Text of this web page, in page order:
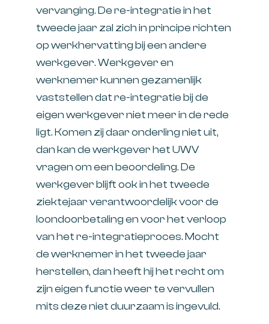
vervanging. De re-integratie in het
tweede jaar zal zich in principe richten
op werkhervatting bij een andere
werkgever. Werkgever en
werknemer kunnen gezamenlijk
vaststellen dat re-integratie bij de
eigen werkgever niet meer in de rede
ligt. Komen zij daar onderling niet uit,
dan kan de werkgever het UWV
vragen om een beoordeling. De
werkgever blijft ook in het tweede
ziektejaar verantwoordelijk voor de
loondoorbetaling en voor het verloop
van het re-integratieproces. Mocht
de werknemer in het tweede jaar
herstellen, dan heeft hij het recht om
zijn eigen functie weer te vervullen
mits deze niet duurzaam is ingevuld.